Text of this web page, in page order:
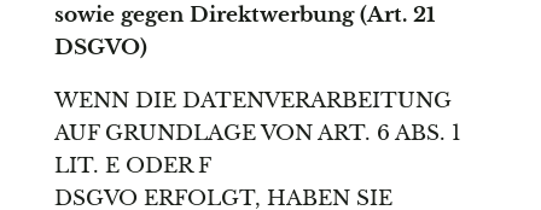
sowie gegen Direktwerbung (Art. 21
DSGVO)
WENN DIE DATENVERARBEITUNG
AUF GRUNDLAGE VON ART. 6 ABS. 1
LIT. E ODER F
DSGVO ERFOLGT, HABEN SIE